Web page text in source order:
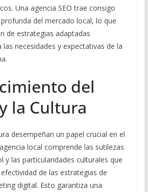
Una agencia SEO trae consigo
del mercado local, lo que
de estrategias adaptadas
necesidades y expectativas de la
del
la Cultura
desempeñan un papel crucial en el
local comprende las sutilezas
y las particularidades culturales que
de las estrategias de
digital. Esto garantiza una